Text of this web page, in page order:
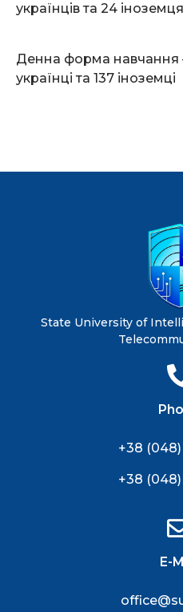
українців та 24 іноземця
Денна форма навчання
українці та 137 іноземці
State University of
+38
+38
E-